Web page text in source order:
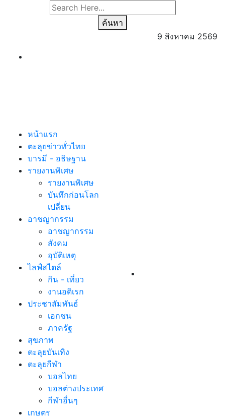
ค้นหา
9 สิงหาคม 2569
หน้าแรก
ตะลุยข่าวทั่วไทย
บารมี - อธิษฐาน
รายงานพิเศษ
รายงานพิเศษ
บันทึกก่อนโลก
เปลี่ยน
อาชญากรรม
อาชญากรรม
สังคม
อุบัติเหตุ
ไลฟ์สไตล์
กิน - เที่ยว
งานอดิเรก
ประชาสัมพันธ์
เอกชน
ภาครัฐ
สุขภาพ
ตะลุยบันเทิง
ตะลุยกีฬา
บอลไทย
บอลต่างประเทศ
กีฬาอื่นๆ
เกษตร